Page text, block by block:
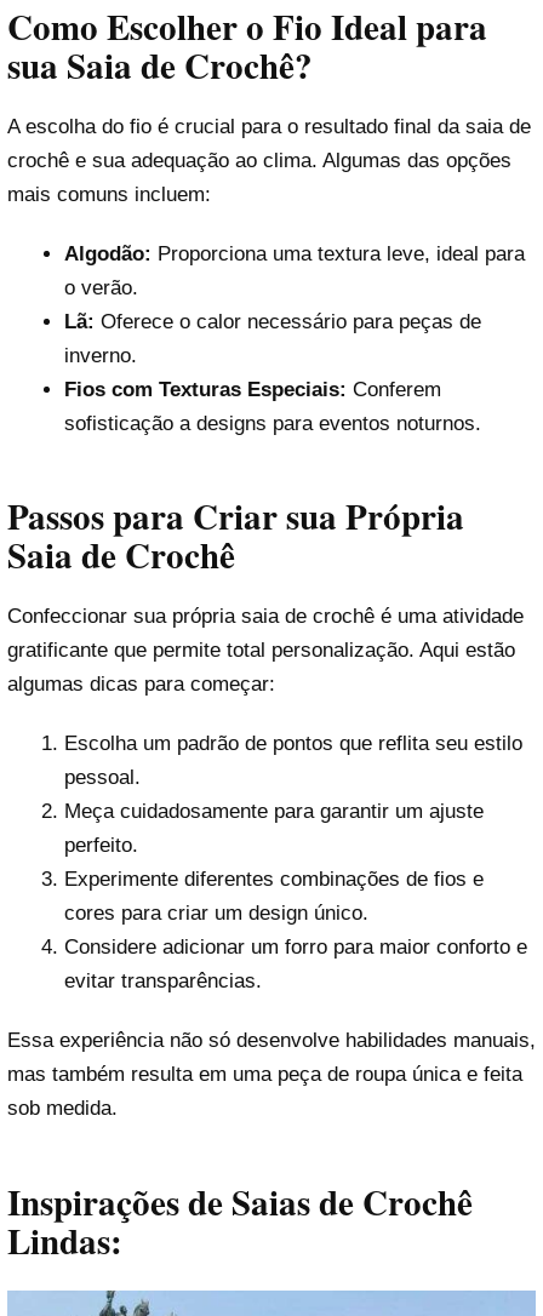
Como Escolher o Fio Ideal para
sua Saia de Crochê?
A escolha do fio é crucial para o resultado final da saia de
crochê e sua adequação ao clima. Algumas das opções
mais comuns incluem:
Algodão: Proporciona uma textura leve, ideal para
o verão.
Lã: Oferece o calor necessário para peças de
inverno.
Fios com Texturas Especiais: Conferem
sofisticação a designs para eventos noturnos.
Passos para Criar sua Própria
Saia de Crochê
Confeccionar sua própria saia de crochê é uma atividade
gratificante que permite total personalização. Aqui estão
algumas dicas para começar:
Escolha um padrão de pontos que reflita seu estilo
pessoal.
Meça cuidadosamente para garantir um ajuste
perfeito.
Experimente diferentes combinações de fios e
cores para criar um design único.
Considere adicionar um forro para maior conforto e
evitar transparências.
Essa experiência não só desenvolve habilidades manuais,
mas também resulta em uma peça de roupa única e feita
sob medida.
Inspirações de Saias de Crochê
Lindas: